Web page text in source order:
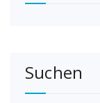
Suchen